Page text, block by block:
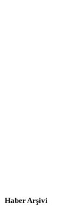
Haber Arşivi